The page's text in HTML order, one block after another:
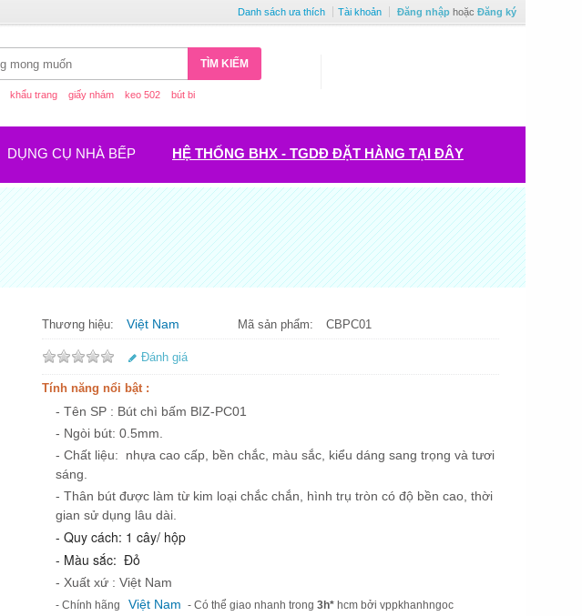
Danh sách ưa thích Tài khoản Đăng nhập hoặc Đăng ký
TÌM KIẾM
khẩu trang giấy nhám keo 502 bút bi
DỤNG CỤ NHÀ BẾP HỆ THỐNG BHX - TGDĐ ĐẶT HÀNG TẠI ĐÂY
Thương hiệu: Việt Nam Mã sản phẩm: CBPC01
Đánh giá
Tính năng nổi bật :
- Tên SP : Bút chì bấm BIZ-PC01
- Ngòi bút: 0.5mm.
- Chất liệu: nhựa cao cấp, bền chắc, màu sắc, kiểu dáng sang trọng và tươi
sáng.
- Thân bút được làm từ kim loại chắc chắn, hình trụ tròn có độ bền cao, thời
gian sử dụng lâu dài.
- Quy cách: 1 cây/ hộp
- Màu sắc: Đỏ
- Xuất xứ : Việt Nam
- Chính hãng Việt Nam - Có thể giao nhanh trong 3h* hcm bởi vppkhanhngoc